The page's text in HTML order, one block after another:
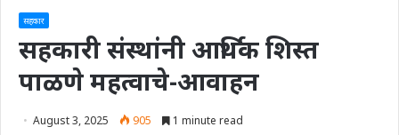
सहकार
सहकारी संस्थांनी आर्थिक शिस्त
पाळणे महत्वाचे-आवाहन
August 3, 2025 905 1 minute read